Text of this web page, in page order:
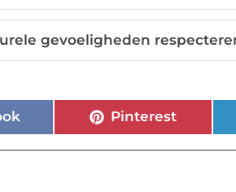
gevoeligheden
Pinterest